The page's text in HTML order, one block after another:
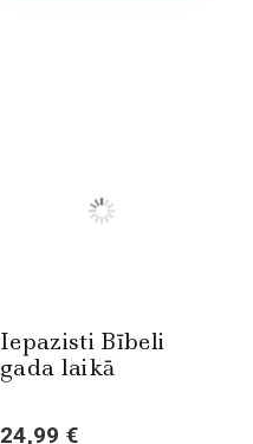
Iepazisti Bībeli
gada laikā
24,99 €